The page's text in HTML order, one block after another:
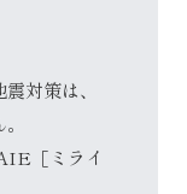
対策は、
［ミライ